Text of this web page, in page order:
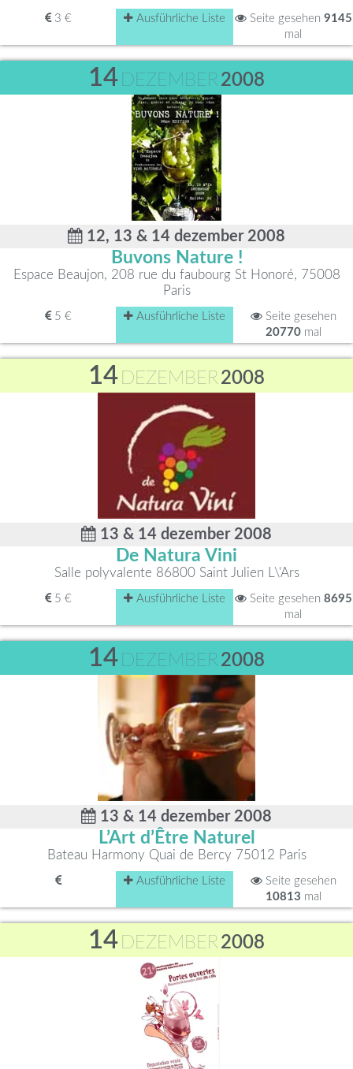
3 € Ausführliche Liste Seite gesehen 9145
mal
14 DEZEMBER2008
12, 13 & 14 dezember 2008
Buvons Nature !
Espace Beaujon, 208 rue du faubourg St Honoré, 75008
Paris
5 € Ausführliche Liste
Seite gesehen
20770mal
14 DEZEMBER2008
13 & 14 dezember 2008
De Natura Vini
Salle polyvalente 86800 Saint Julien L\'Ars
5 € Ausführliche Liste Seite gesehen 8695
mal
14 DEZEMBER2008
13 & 14 dezember 2008
L’Art d’Être Naturel
Bateau Harmony Quai de Bercy 75012 Paris
Ausführliche Liste
Seite gesehen
10813 mal
14 DEZEMBER2008